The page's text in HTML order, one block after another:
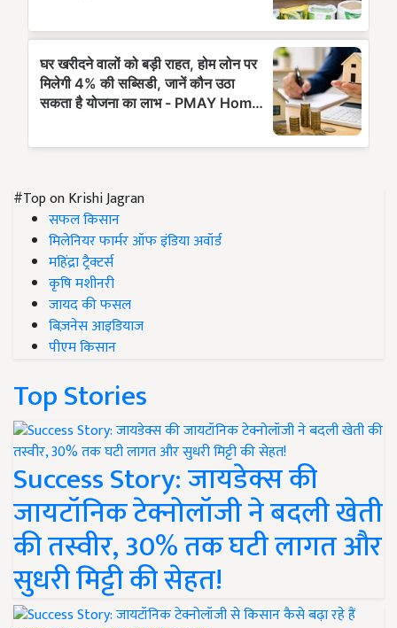
#Top on Krishi Jagran
सफल किसान
मिलेनियर फार्मर ऑफ इंडिया अवॉर्ड
महिंद्रा ट्रैक्टर्स
कृषि मशीनरी
जायद की फसल
बिज़नेस आइडियाज
पीएम किसान
Top Stories
Success Story: जायडेक्स की
जायटॉनिक टेक्नोलॉजी ने बदली खेती
की तस्वीर, 30% तक घटी लागत और
सुधरी मिट्टी की सेहत!